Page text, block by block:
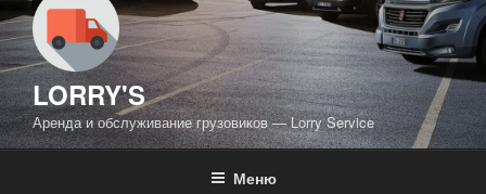
LORRY'S
Аренда и обслуживание грузовиков — Lorry Service
Меню